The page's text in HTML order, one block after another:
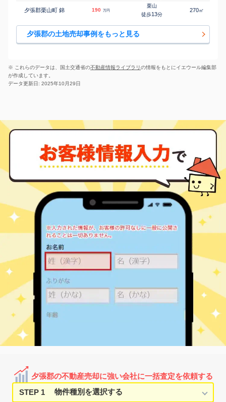
夕張郡栗山町 錦 190 万円
栗山
徒歩13分
270㎡
夕張郡の土地売却事例をもっと見る
※ これらのデータは、国土交通省の不動産情報ライブラリの情報をもとにイエウール編集部
が作成しています。
データ更新日: 2025年10月29日
夕張郡の不動産売却に強い会社に一括査定を依頼する
STEP 1